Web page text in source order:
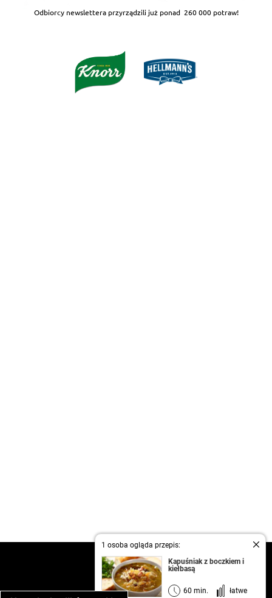
1 osoba ogląda przepis:
Kapuśniak z boczkiem i
kiełbasą
60 min. łatwe
Odbiorcy newslettera przyrządzili już ponad 260 000 potraw!
kontakt
regulamin
informacja o prywatności